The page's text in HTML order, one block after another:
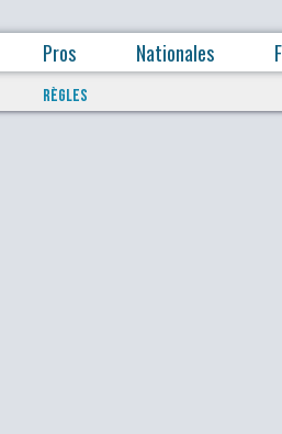
Pros Nationales
RÈGLES